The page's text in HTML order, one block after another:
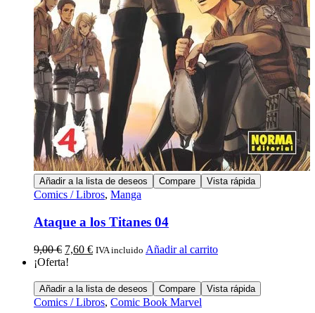
Añadir a la lista de deseos Compare Vista rápida
Comics / Libros, Manga
Ataque a los Titanes 04
9,00€ 7,60 € IVA incluido Añadir al carrito
¡Oferta!
Añadir a la lista de deseos Compare Vista rápida
Comics / Libros, Comic Book Marvel